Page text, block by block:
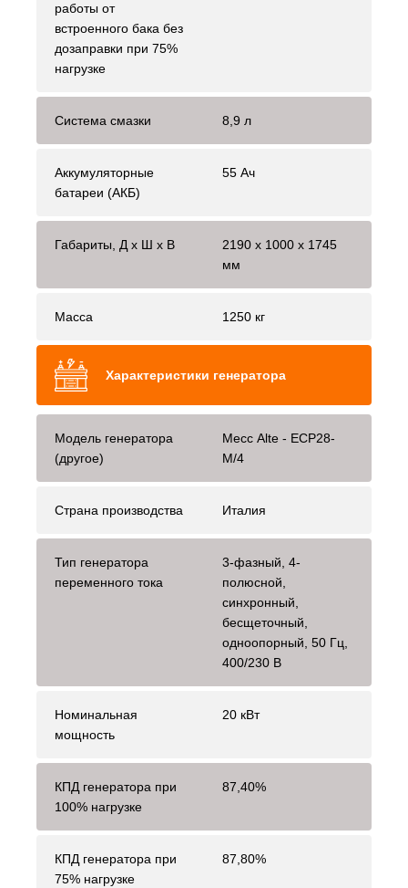
работы от
встроенного бака без
дозаправки при 75%
нагрузке
Система смазки 8,9 л
Аккумуляторные
батареи (АКБ)
55 Ач
Габариты, Д x Ш x В
2190 х 1000 х 1745
мм
Масса 1250 кг
Характеристики генератора
Модель генератора
(другое)
Mecc Alte - ECP28-
M/4
Страна производства Италия
Тип генератора
переменного тока
3-фазный, 4-
полюсной,
синхронный,
бесщеточный,
одноопорный, 50 Гц,
400/230 В
Номинальная
мощность
20 кВт
КПД генератора при
100% нагрузке
87,40%
КПД генератора при
75% нагрузке
87,80%